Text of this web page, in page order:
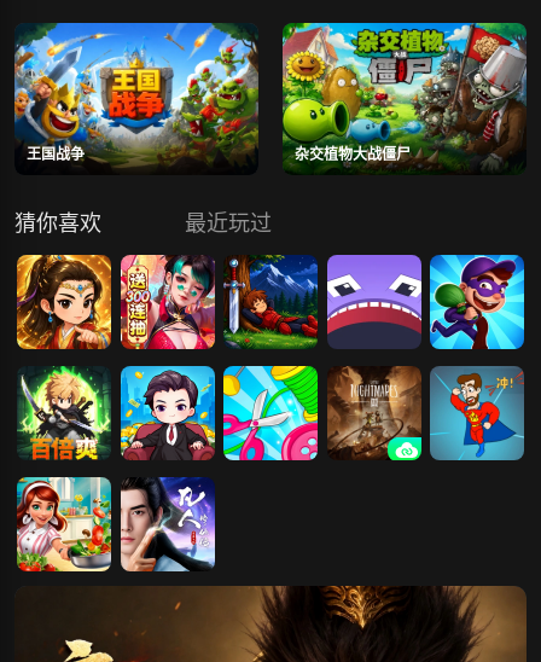
王国战争 杂交植物大战僵尸
猜你喜欢 最近玩过
小小虎将 小小仙王 小小战士冒险 小小黑洞 小小盗贼
小小勇者 小小首富
小小快餐车
凡人修仙传：
星海飞驰